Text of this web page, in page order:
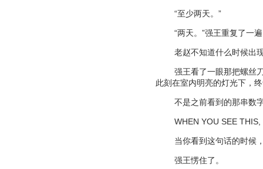
“至少两天。 ”
“两天。 ”强王重复了一
老赵不知道什么时候出
强王看了一眼那把螺丝
此刻在室内明亮的灯光下，
不是之前看到的那串数
WHEN YOU SEE
当你看到这句话的时候
强王愣住了。